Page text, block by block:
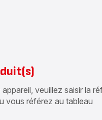
veuillez saisir la
vous référez au tableau